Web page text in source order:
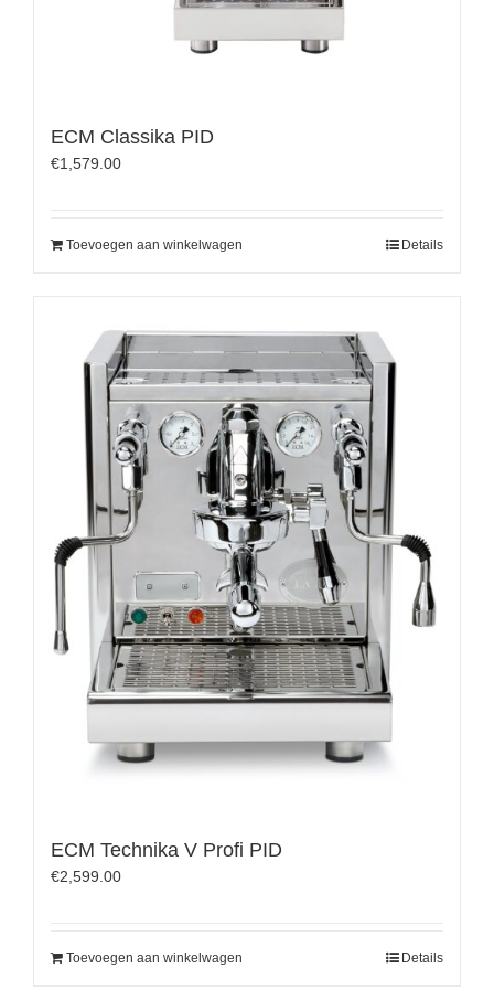
ECM Classika PID
€1,579.00
Toevoegen aan winkelwagen Details
ECM Technika V Profi PID
€2,599.00
Toevoegen aan winkelwagen Details